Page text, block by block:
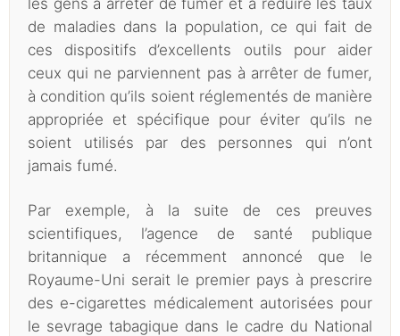
de maladies dans la population, ce qui fait de
ces dispositifs d’excellents outils pour aider
ceux qui ne parviennent pas à arrêter de fumer,
à condition qu’ils soient réglementés de manière
appropriée et spécifique pour éviter qu’ils ne
soient utilisés par des personnes qui n’ont
jamais fumé.
Par exemple, à la suite de ces preuves
scientifiques, l’agence de santé publique
britannique a récemment annoncé que le
Royaume-Uni serait le premier pays à prescrire
des e-cigarettes médicalement autorisées pour
le sevrage tabagique dans le cadre du National